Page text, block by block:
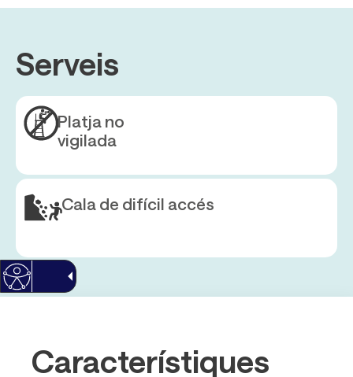
Serveis
Platja no
vigilada
Cala de difícil accés
Característiques